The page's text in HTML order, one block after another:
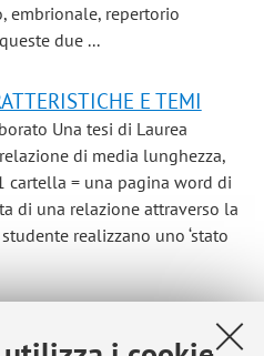
embrionale, repertorio
due ...
E TEMI
Una tesi di Laurea
di media lunghezza,
cartella = una pagina word di
di una relazione attraverso la
realizzano uno ‘stato
di seguire tesi magistrali: -